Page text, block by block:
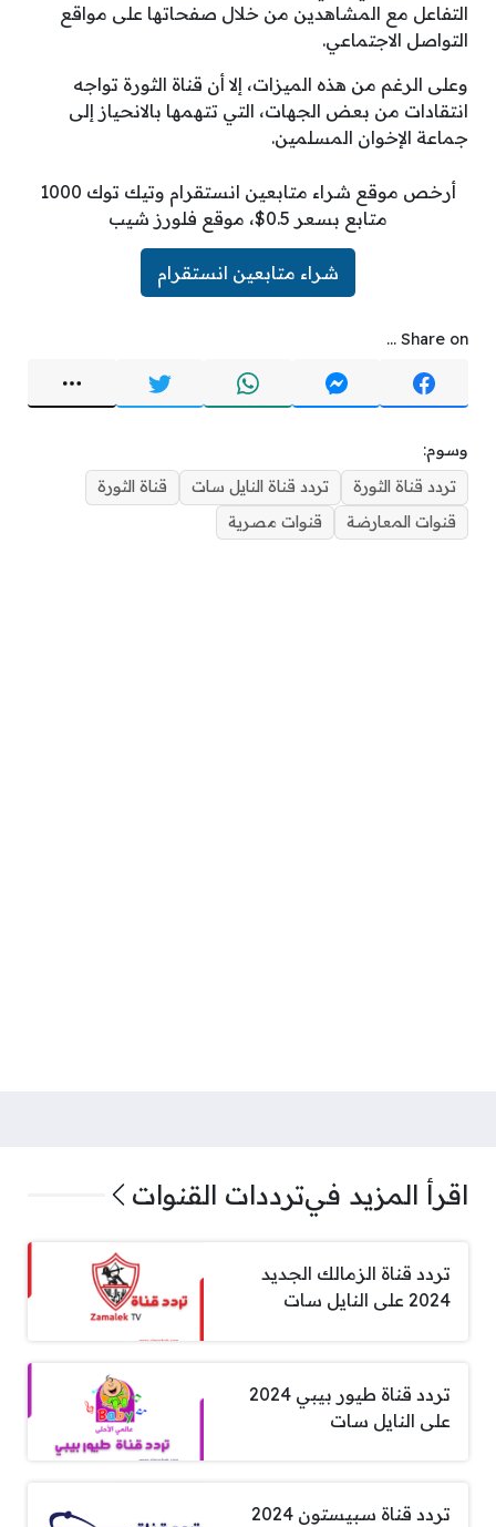
التفاعل مع المشاهدين من خلال صفحاتها على مواقع
التواصل الاجتماعي.
وعلى الرغم من هذه الميزات، إلا أن قناة الثورة تواجه
انتقادات من بعض الجهات، التي تتهمها بالانحياز إلى
جماعة الإخوان المسلمين.
أرخص موقع شراء متابعين انستقرام وتيك توك 1000
متابع بسعر 0.5$، موقع فلورز شيب
شراء متابعين انستقرام
Share on ...
وسوم:
تردد قناة الثورة
تردد قناة النايل سات
قناة الثورة
قنوات المعارضة
قنوات مصرية
اقرأ المزيد فيترددات القنوات
تردد قناة الزمالك الجديد
2024 على النايل سات
تردد قناة طيور بيبي 2024
على النايل سات
تردد قناة سبيستون 2024